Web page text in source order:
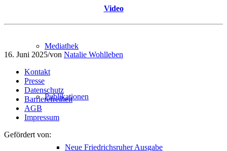
Mediathek
Publikationen
Neue Friedrichsruher Ausgabe
Video
16. Juni 2025/von Natalie Wohlleben
Kontakt
Presse
Datenschutz
Barrierefreiheit
AGB
Impressum
Gefördert von: